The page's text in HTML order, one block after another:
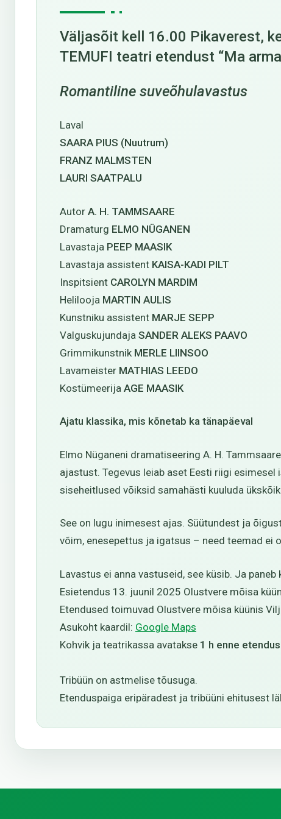
Väljasõit kell 16.00 Pikaverest,
TEMUFI teatri etendust “Ma
Romantiline suveõhulavastus
Laval
SAARA PIUS (Nuutrum)
FRANZ MALMSTEN
LAURI SAATPALU
Autor A. H. TAMMSAARE
Dramaturg ELMO NÜGANEN
Lavastaja PEEP MAASIK
Lavastaja assistent KAISA-KADI PILT
Inspitsient CAROLYN MARDIM
Helilooja MARTIN AULIS
Kunstniku assistent MARJE SEPP
Valguskujundaja SANDER ALEKS PAAVO
Grimmikunstnik MERLE LIINSOO
Lavameister MATHIAS LEEDO
Kostümeerija AGE MAASIK
Ajatu klassika, mis kõnetab ka tänapäeval
Elmo Nüganeni dramatiseering A. H.
ajastust. Tegevus leiab aset Eesti riigi
siseheitlused võiksid samahästi kuuluda
See on lugu inimesest ajas. Süütundest ja
võim, enesepettus ja igatsus – need teemad ei
Lavastus ei anna vastuseid, see küsib. Ja paneb
Esietendus 13. juunil 2025 Olustvere mõisa
Etendused toimuvad Olustvere mõisa küünis
Asukoht kaardil: Google Maps
Kohvik ja teatrikassa avatakse 1 h enne
Tribüün on astmelise tõusuga.
Etenduspaiga eripäradest ja tribüüni ehitusest